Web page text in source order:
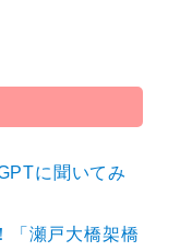
に聞いてみ
「瀬戸大橋架橋